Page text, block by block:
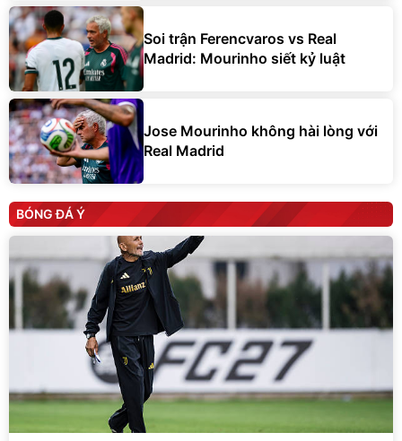
Soi trận Ferencvaros vs Real
Madrid: Mourinho siết kỷ luật
Jose Mourinho không hài lòng với
Real Madrid
BÓNG ĐÁ Ý